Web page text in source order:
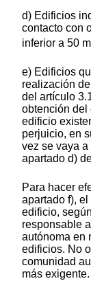
d) Edificios
contacto con
inferior a 50 m
e) Edificios
realización
del artículo
obtención del
edificio
perjuicio, en
vez se vaya a
apartado d)
Para hacer
apartado f),
edificio,
responsable
autónoma en
edificios. No
comunidad
más exigente.